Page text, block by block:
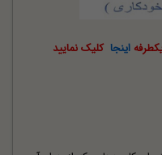
اینجا کلیک نمایید